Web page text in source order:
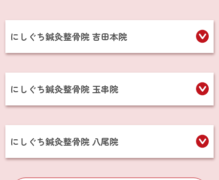
にしぐち鍼灸整骨院 吉田本院
にしぐち鍼灸整骨院 玉串院
にしぐち鍼灸整骨院 八尾院